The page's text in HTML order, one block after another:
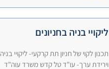
ליקויי בניה בחניונים
תכנון לקוי של חניון תת קרקעי- ליקויי בניה
וירידת ערך- עו"ד טל קדש משרד עוה"ד